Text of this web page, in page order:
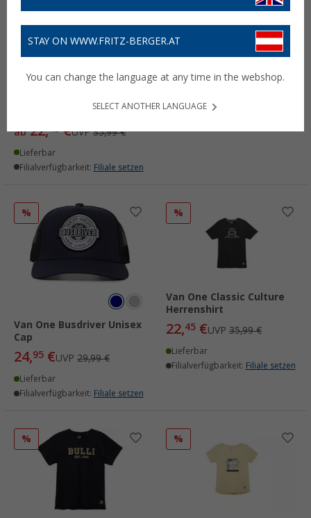
Van One Busdriver Herren
ab22, €UVP35,99 €
Lieferbar
Filialverfügbarkeit: Filiale setzen
Van One Classic Culture
19,95€
Lieferbar
%
Van One Busdriver Unisex
Cap
24,95 €UVP 29,99 €
Lieferbar
Filialverfügbarkeit: Filiale setzen
%
Van One Classic Culture
Herrenshirt
22,45 €UVP 35,99 €
Lieferbar
Filialverfügbarkeit: Filiale setzen
% %
STAY ON WWW.FRITZ-BERGER.AT
You can change the language at any time in the webshop.
SELECT ANOTHER LANGUAGE